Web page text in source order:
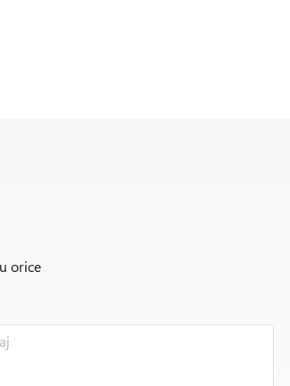
orice